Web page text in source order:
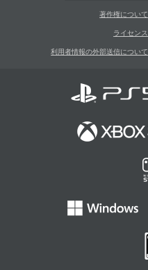
著作権について
ライセンス
利用者情報の外部送信について